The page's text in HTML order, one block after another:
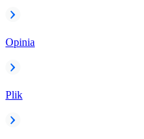
Opinia
Plik